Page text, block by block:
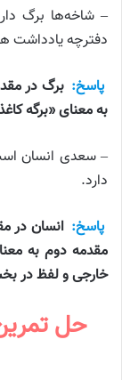
– شاخه‌ها برگ
دفترچه یادداشت
پاسخ: برگ در
به معنای «برگه
– سعدی انسان
دارد.
پاسخ: انسان در
مقدمه دوم به
خارجی و لفظ در